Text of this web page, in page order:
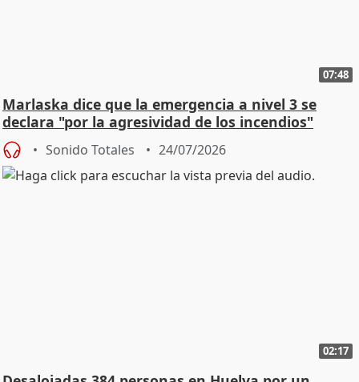
07:48
Marlaska dice que la emergencia a nivel 3 se
declara "por la agresividad de los incendios"
Sonido Totales 24/07/2026
02:17